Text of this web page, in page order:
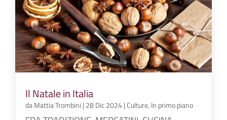
Il Natale in Italia
daMattia Trombini | 28 Dic 2024|Culture, In primo piano